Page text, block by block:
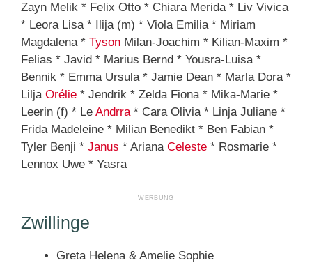
Zayn Melik * Felix Otto * Chiara Merida * Liv Vivica
* Leora Lisa * Ilija (m) * Viola Emilia * Miriam
Magdalena * Tyson Milan-Joachim * Kilian-Maxim *
Felias * Javid * Marius Bernd * Yousra-Luisa *
Bennik * Emma Ursula * Jamie Dean * Marla Dora *
Lilja Orélie * Jendrik * Zelda Fiona * Mika-Marie *
Leerin (f) * Le Andrra* Cara Olivia * Linja Juliane *
Frida Madeleine * Milian Benedikt * Ben Fabian *
Tyler Benji * Janus * Ariana Celeste * Rosmarie *
Lennox Uwe * Yasra
Zwillinge
Greta Helena & Amelie Sophie